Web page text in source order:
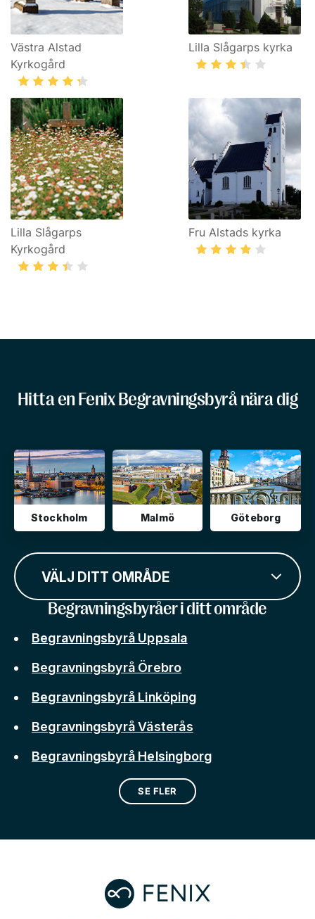
Västra Alstad
Kyrkogård
Lilla Slågarps kyrka
Lilla Slågarps
Kyrkogård
Fru Alstads kyrka
Hitta en Fenix Begravningsbyrå nära dig
Stockholm Malmö Göteborg
VÄLJ DITT OMRÅDE
Begravningsbyråer i ditt område
Begravningsbyrå Uppsala
Begravningsbyrå Örebro
Begravningsbyrå Linköping
Begravningsbyrå Västerås
Begravningsbyrå Helsingborg
SE FLER